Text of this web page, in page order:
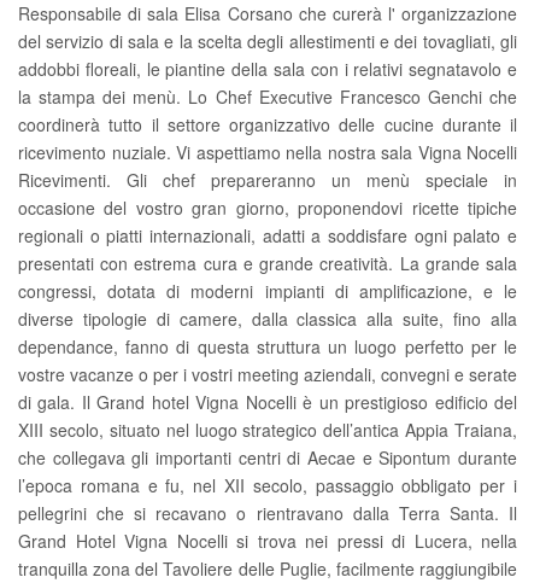
Responsabile di sala Elisa Corsano che curerà l' organizzazione
del servizio di sala e la scelta degli allestimenti e dei tovagliati, gli
addobbi floreali, le piantine della sala con i relativi segnatavolo e
la stampa dei menù. Lo Chef Executive Francesco Genchi che
coordinerà tutto il settore organizzativo delle cucine durante il
ricevimento nuziale. Vi aspettiamo nella nostra sala Vigna Nocelli
Ricevimenti. Gli chef prepareranno un menù speciale in
occasione del vostro gran giorno, proponendovi ricette tipiche
regionali o piatti internazionali, adatti a soddisfare ogni palato e
presentati con estrema cura e grande creatività. La grande sala
congressi, dotata di moderni impianti di amplificazione, e le
diverse tipologie di camere, dalla classica alla suite, fino alla
dependance, fanno di questa struttura un luogo perfetto per le
vostre vacanze o per i vostri meeting aziendali, convegni e serate
di gala. Il Grand hotel Vigna Nocelli è un prestigioso edificio del
XIII secolo, situato nel luogo strategico dell’antica Appia Traiana,
che collegava gli importanti centri di Aecae e Sipontum durante
l’epoca romana e fu, nel XII secolo, passaggio obbligato per i
pellegrini che si recavano o rientravano dalla Terra Santa. Il
Grand Hotel Vigna Nocelli si trova nei pressi di Lucera, nella
tranquilla zona del Tavoliere delle Puglie, facilmente raggiungibile